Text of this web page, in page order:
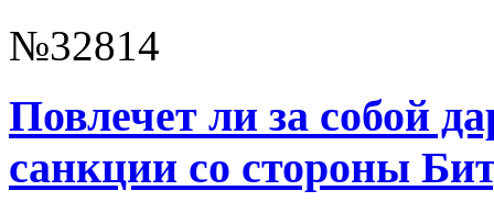
№32814
Повлечет ли за собой
санкции со стороны